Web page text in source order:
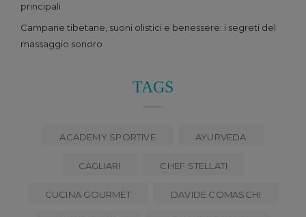
principali
Campane tibetane, suoni olistici e benessere: i segreti del
massaggio sonoro
TAGS
ACADEMY SPORTIVE AYURVEDA
CAGLIARI CHEF STELLATI
CUCINA GOURMET DAVIDE COMASCHI